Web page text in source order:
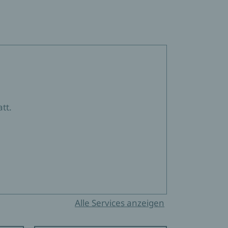
Alle Services anzeigen